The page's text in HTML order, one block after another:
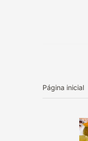
Página inicial